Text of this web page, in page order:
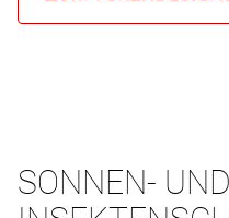
SONNEN- UND